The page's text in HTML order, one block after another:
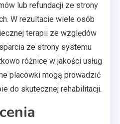
lub refundacji ze strony
W rezultacie wiele osób
terapii ze względów
ze strony systemu
różnice w jakości usług
placówki mogą prowadzić
do skutecznej rehabilitacji.